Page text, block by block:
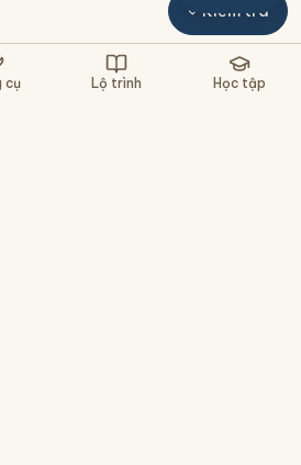
Kiểm tra
Gợi ý
cụ Lộ trình Học tập